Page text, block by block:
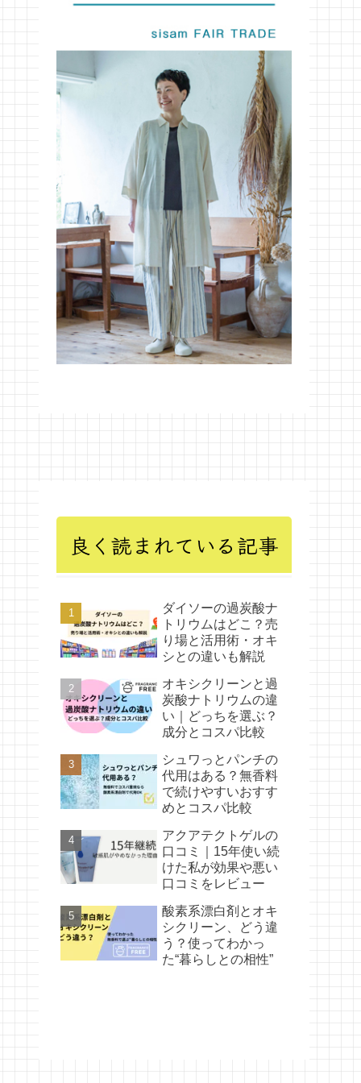
良く読まれている記事
ダイソーの過炭酸ナ
トリウムはどこ？売
り場と活用術・オキ
シとの違いも解説
オキシクリーンと過
炭酸ナトリウムの違
い｜どっちを選ぶ？
成分とコスパ比較
シュワっとパンチの
代用はある？無香料
で続けやすいおすす
めとコスパ比較
アクアテクトゲルの
口コミ｜15年使い続
けた私が効果や悪い
口コミをレビュー
酸素系漂白剤とオキ
シクリーン、どう違
う？使ってわかっ
た“暮らしとの相性”